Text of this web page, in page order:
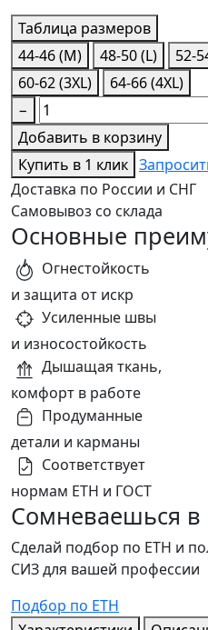
Таблица размеров
44-46 (M)
48-50 (L) 52-
60-62 (3XL)
64-66 (4XL)
−
Добавить в корзину
Купить в 1 клик
Доставка по России и СНГ
Самовывоз со склада
Основные
Огнестойкость
и защита от искр
Усиленные швы
и износостойкость
Дышащая ткань,
комфорт в работе
Продуманные
детали и карманы
Соответствует
нормам ЕТН и ГОСТ
Сомневаешься
Сделай подбор по ЕТН и
СИЗ для вашей профессии
Подбор по ЕТН